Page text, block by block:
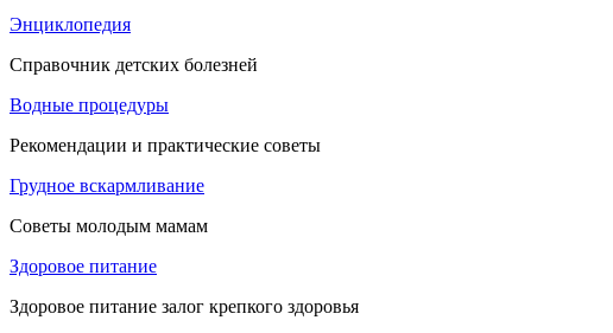
Энциклопедия
Справочник детских болезней
Водные процедуры
Рекомендации и практические советы
Грудное вскармливание
Советы молодым мамам
Здоровое питание
Здоровое питание залог крепкого здоровья